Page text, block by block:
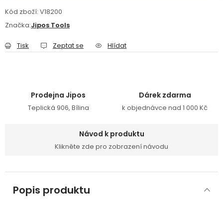
Podmínky ochrany osobních údajů
Kód zboží: V18200
Značka:Jipos Tools
Tisk Zeptat se Hlídat
Prodejna Jipos
Teplická 906, Bílina
Dárek zdarma
k objednávce nad 1 000 Kč
Návod k produktu
Klikněte zde pro zobrazení návodu
Popis produktu